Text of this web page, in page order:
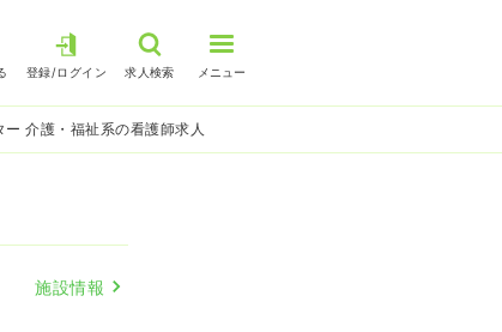
登録/ログイン 求人検索 メニュー
介護・福祉系の看護師求人
施設情報